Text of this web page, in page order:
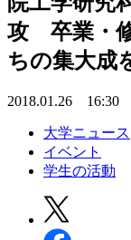
攻 卒業・
ちの集大成
2018.01.26 16:30
大学ニュース
イベント
学生の活動